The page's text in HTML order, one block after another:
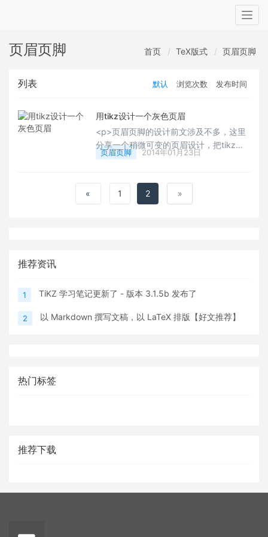
页眉页脚 首页 TeX版式 页眉页脚
列表 默认 浏览次数 发布时间
用tikz设计一个灰色页眉
<p>页眉页脚的设计前文涉及不多，这里
分享一个稍微可变的页眉设计，把tikz嵌
入进来进行设计制作，我们可以制作更多
页眉页脚 2014年01月23日
« 1 2 »
推荐资讯
1 TiKZ 学习笔记更新了 - 版本 3.1.5b 发布了
2 以 Markdown 撰写文稿，以 LaTeX 排版【好文推荐】
热门标签
推荐下载